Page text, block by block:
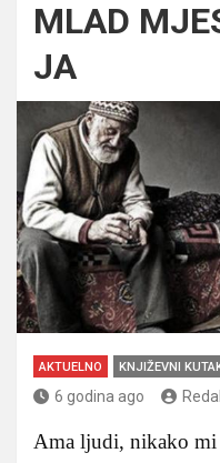
MLAD
JA
AKTUELNO KNJIŽEVNI
6 godina ago
Ama ljudi, nikako mi